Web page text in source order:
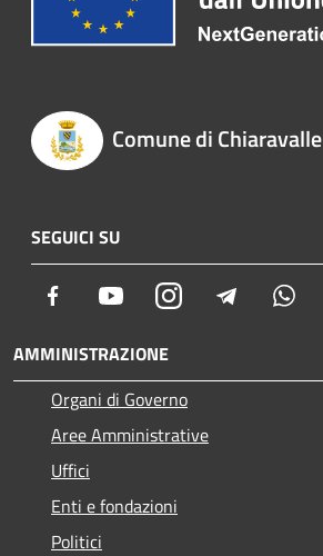
Comune di Chiaravalle
SEGUICI SU
Facebook YoutubeInstagram Telegram
AMMINISTRAZIONE
Organi di Governo
Aree Amministrative
Uffici
Enti e fondazioni
Politici